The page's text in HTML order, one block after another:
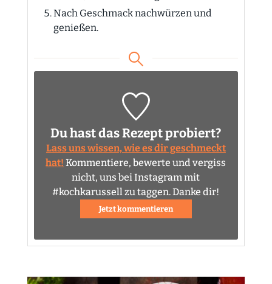
Nach Geschmack nachwürzen und
genießen.
Du hast das Rezept probiert?
Lass uns wissen, wie es dir geschmeckt
hat! Kommentiere, bewerte und vergiss
nicht, uns bei Instagram mit
#kochkarussell zu taggen. Danke dir!
Jetzt kommentieren